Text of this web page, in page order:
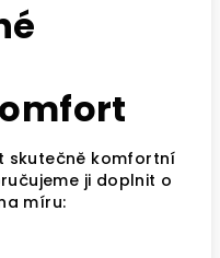
skutečně komfortní
ji doplnit o
míru: